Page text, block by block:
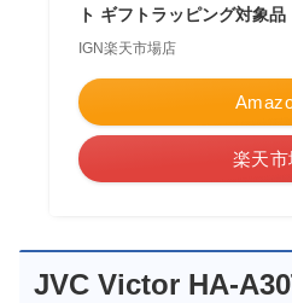
ト ギフトラッピング対象品
IGN楽天市場店
楽天市
JVC Victor HA-